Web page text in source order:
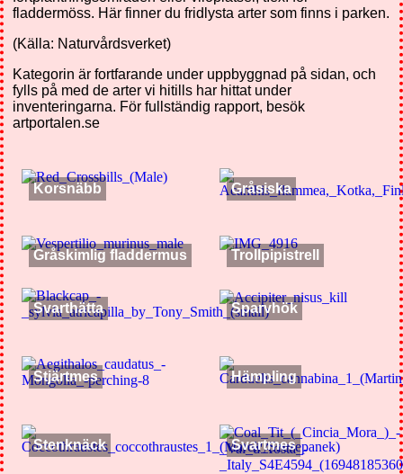
fladdermöss. Här finner du fridlysta arter som finns i parken.
(Källa: Naturvårdsverket)
Kategorin är fortfarande under uppbyggnad på sidan, och
fylls på med de arter vi hitills har hittat under
inventeringarna. För fullständig rapport, besök
artportalen.se
Korsnäbb Gråsiska
Gråskimlig fladdermus Trollpipistrell
Svarthätta Sparvhök
Stjärtmes Hämpling
Stenknäck Svartmes